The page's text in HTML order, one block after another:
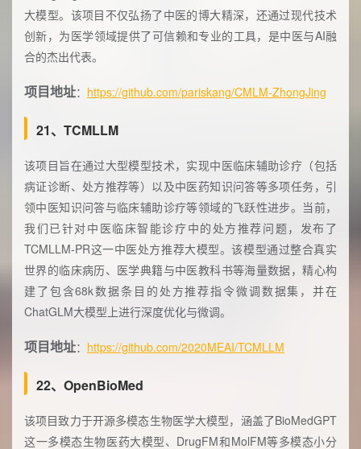
大模型。该项目不仅弘扬了中医的博大精深，还通过现代技术
创新，为医学领域提供了可信赖和专业的工具，是中医与AI融
合的杰出代表。
项目地址： https://github.com/pariskang/CMLM-ZhongJing
21、TCMLLM
该项目旨在通过大型模型技术，实现中医临床辅助诊疗（包括
病证诊断、处方推荐等）以及中医药知识问答等多项任务，引
领中医知识问答与临床辅助诊疗等领域的飞跃性进步。当前，
我们已针对中医临床智能诊疗中的处方推荐问题，发布了
TCMLLM-PR这一中医处方推荐大模型。该模型通过整合真实
世界的临床病历、医学典籍与中医教科书等海量数据，精心构
建了包含68k数据条目的处方推荐指令微调数据集，并在
ChatGLM大模型上进行深度优化与微调。
项目地址： https://github.com/2020MEAI/TCMLLM
22、OpenBioMed
该项目致力于开源多模态生物医学大模型，涵盖了BioMedGPT
这一多模态生物医药大模型、DrugFM和MolFM等多模态小分